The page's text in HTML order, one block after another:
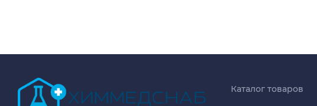
Каталог товаров